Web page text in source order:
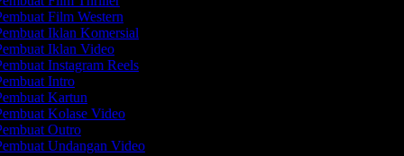
Film Western
Iklan Komersial
Iklan Video
Instagram Reels
Intro
Kartun
Kolase Video
Outro
Undangan Video